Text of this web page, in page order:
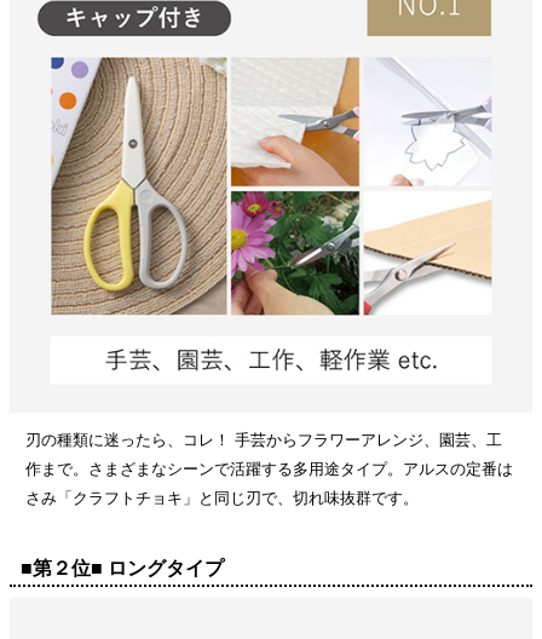
刃の種類に迷ったら、コレ！ 手芸からフラワーアレンジ、園芸、工
作まで。さまざまなシーンで活躍する多用途タイプ。アルスの定番は
さみ「クラフトチョキ」と同じ刃で、切れ味抜群です。
■第２位■ ロングタイプ